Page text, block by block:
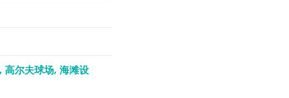
高尔夫球场 海滩设